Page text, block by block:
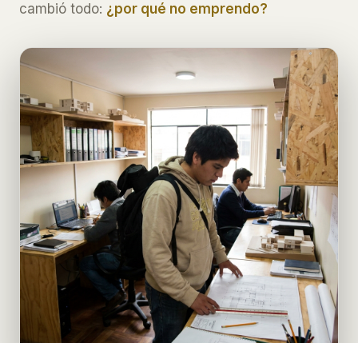
cambió todo: ¿por qué no emprendo?